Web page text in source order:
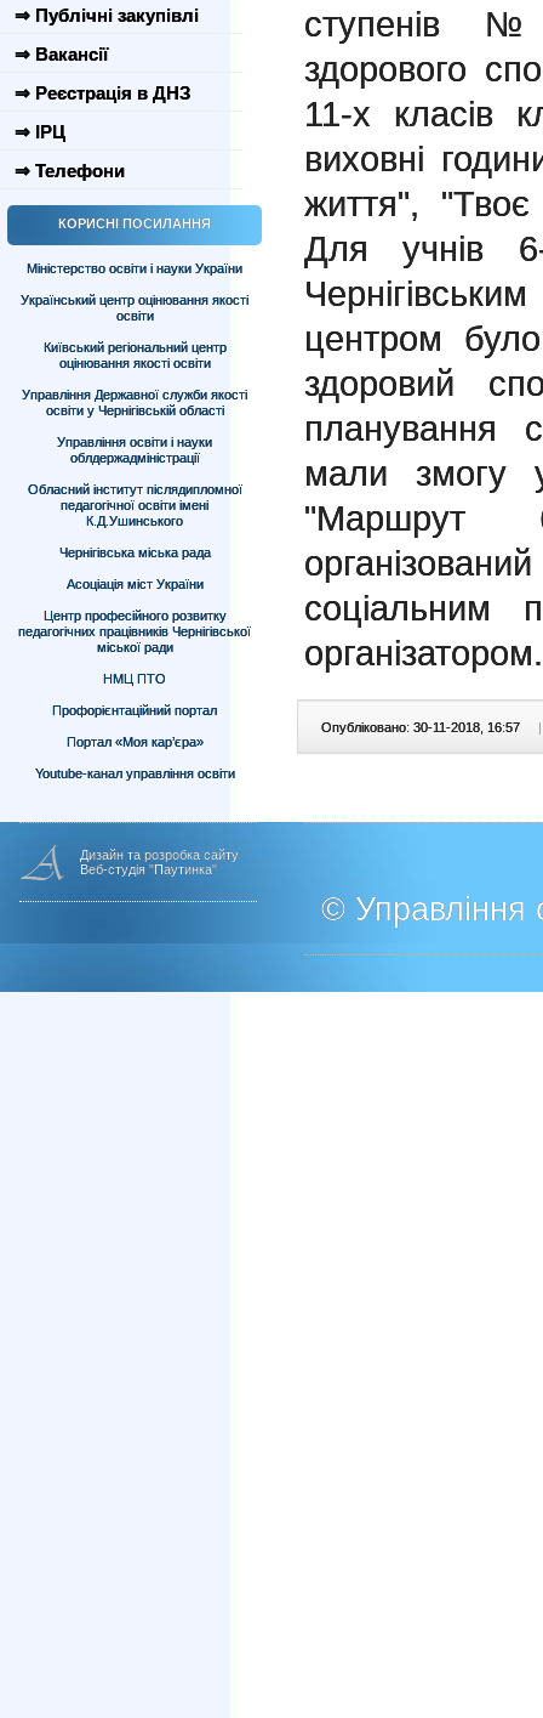
⇒ Публічні закупівлі
⇒ Вакансії
⇒ Реєстрація в ДНЗ
⇒ ІРЦ
⇒ Телефони
КОРИСНІ ПОСИЛАННЯ
Міністерство освіти і науки України
Український центр оцінювання якості
освіти
Київський регіональний центр
оцінювання якості освіти
Управління Державної служби якості
освіти у Чернігівській області
Управління освіти і науки
облдержадміністрації
Обласний інститут післядипломної
педагогічної освіти імені
К.Д.Ушинського
Чернігівська міська рада
Асоціація міст України
Центр професійного розвитку
педагогічних працівників Чернігівської
міської ради
НМЦ ПТО
Профорієнтаційний портал
Портал «Моя кар’єра»
Youtube-канал управління освіти
ступенів
здорового
11-х класів
виховні
життя",
Для учнів
центром було
здоровий
планування
мали змогу
"Маршрут
соціальним
організатором.
Опубліковано: 30-11-2018, 16:57 |
Дизайн та розробка сайту
Веб-студія "Паутинка"
© Управління